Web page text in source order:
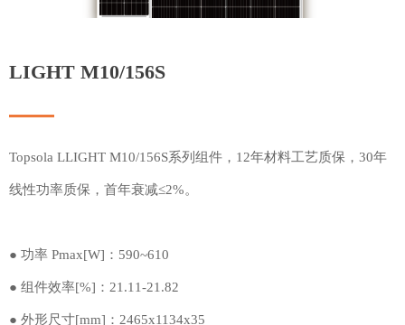
LIGHT M10/156S
Topsola LLIGHT M10/156S系列组件，12年材料工艺质保，30年
线性功率质保，首年衰减≤2%。
● 功率 Pmax[W]：590~610
● 组件效率[%]：21.11-21.82
● 外形尺寸[mm]：2465x1134x35